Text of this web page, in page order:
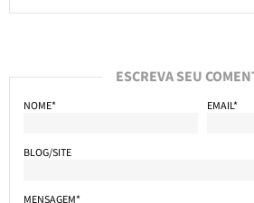
ESCREVA SEU
NOME* EMAIL*
BLOG/SITE
MENSAGEM*